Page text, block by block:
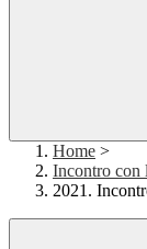
Home >
Incontro con
2021.